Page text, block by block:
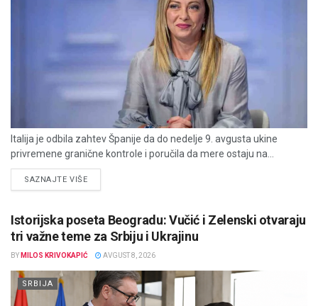
Italija je odbila zahtev Španije da do nedelje 9. avgusta ukine
privremene granične kontrole i poručila da mere ostaju na...
SAZNAJTE VIŠEDETAILS
Istorijska poseta Beogradu: Vučić i Zelenski otvaraju
tri važne teme za Srbiju i Ukrajinu
BY MILOS KRIVOKAPIĆ AVGUST 8, 2026
SRBIJA